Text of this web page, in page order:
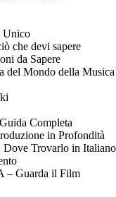
Unico
che devi sapere
da Sapere
del Mondo della Musica
Completa
in Profondità
Dove Trovarlo in Italiano
– Guarda il Film